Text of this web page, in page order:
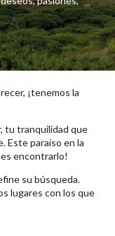
¡tenemos la
tu tranquilidad que
Este paraíso en la
encontrarlo!
su búsqueda.
lugares con los que